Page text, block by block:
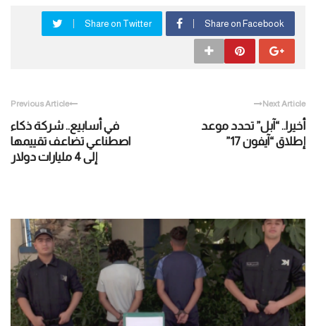
Share on Facebook
Share on Twitter
Previous Article
في أسابيع.. شركة ذكاء
اصطناعي تضاعف تقييمها
إلى 4 مليارات دولار
Next Article
أخيرا.. “آبل” تحدد موعد
إطلاق “آيفون 17”